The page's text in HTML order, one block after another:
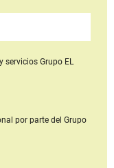
serviciosGrupo EL
por parte del Grupo